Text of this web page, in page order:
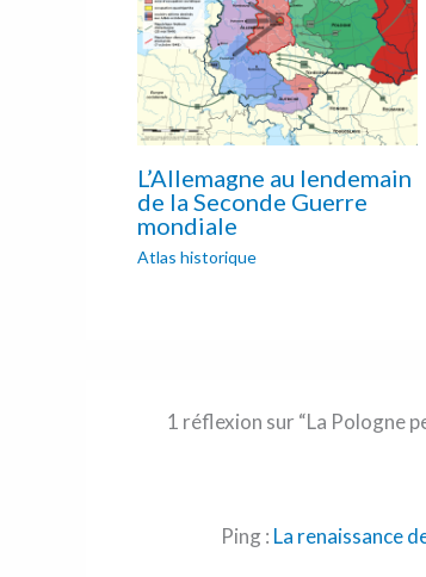
L’Allemagne au lendemain
de la Seconde Guerre
mondiale
Atlas historique
1 réflexion sur “La Pologne
Ping : La renaissance